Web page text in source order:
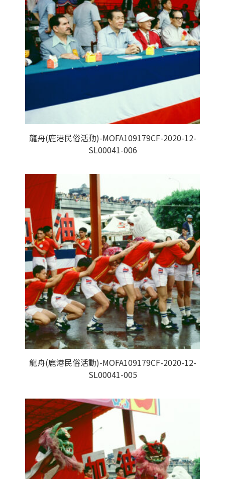
龍舟(鹿港民俗活動)-MOFA109179CF-2020-12-
SL00041-006
龍舟(鹿港民俗活動)-MOFA109179CF-2020-12-
SL00041-005